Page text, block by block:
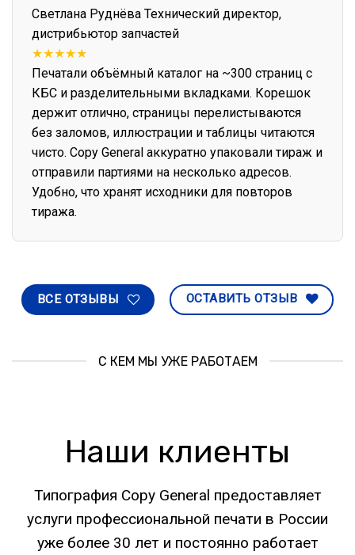
Светлана Руднёва Технический директор,
дистрибьютор запчастей
★★★★★
Печатали объёмный каталог на ~300 страниц с
КБС и разделительными вкладками. Корешок
держит отлично, страницы перелистываются
без заломов, иллюстрации и таблицы читаются
чисто. Copy General аккуратно упаковали тираж и
отправили партиями на несколько адресов.
Удобно, что хранят исходники для повторов
тиража.
ВСЕ ОТЗЫВЫ ОСТАВИТЬ ОТЗЫВ
С КЕМ МЫ УЖЕ РАБОТАЕМ
Наши клиенты
Типография Copy General предоставляет
услуги профессиональной печати в России
уже более 30 лет и постоянно работает